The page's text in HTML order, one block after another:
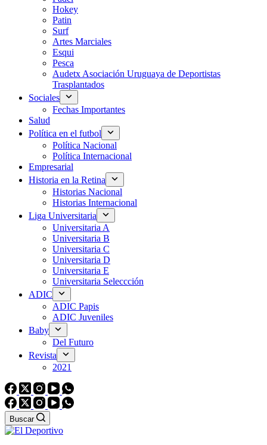
Hokey
Patin
Surf
Artes Marciales
Esqui
Pesca
Audetx Asociación Uruguaya de Deportistas
Trasplantados
Sociales
Fechas Importantes
Salud
Política en el futbol
Política Nacional
Política Internacional
Empresarial
Historia en la Retina
Historias Nacional
Historias Internacional
Liga Universitaria
Universitaria A
Universitaria B
Universitaria C
Universitaria D
Universitaria E
Universitaria Seleccción
ADIC
ADIC Papis
ADIC Juveniles
Baby
Del Futuro
Revista
2021
Buscar